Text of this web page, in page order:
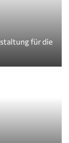
für die